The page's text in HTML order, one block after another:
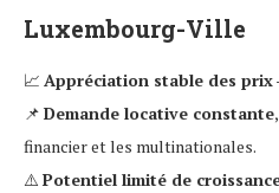
Luxembourg-Ville
📈 Appréciation stable des prix
📌 Demande locative constante
financier et les multinationales.
⚠️ Potentiel limité de